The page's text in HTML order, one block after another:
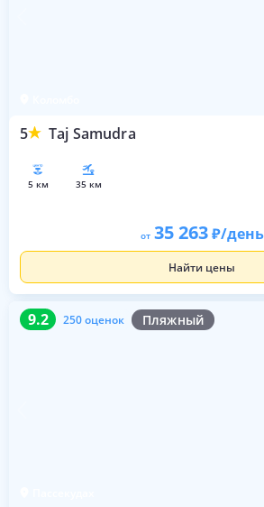
5 Taj Samudra
5 км 35 км
от 35 263 /день
Найти цены
9.2 250 оценок Пляжный
9.2 250 оценок